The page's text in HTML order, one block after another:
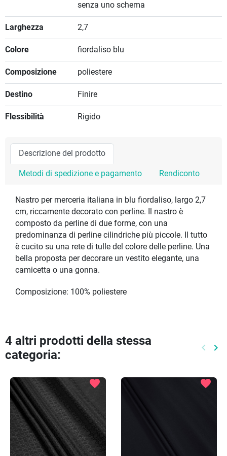
senza uno schema
Larghezza 2,7
Colore fiordaliso blu
Composizione poliestere
Destino Finire
Flessibilità Rigido
Descrizione del prodotto
Metodi di spedizione e pagamento Rendiconto
Nastro per merceria italiana in blu fiordaliso, largo 2,7
cm, riccamente decorato con perline. Il nastro è
composto da perline di due forme, con una
predominanza di perline cilindriche più piccole. Il tutto
è cucito su una rete di tulle del colore delle perline. Una
bella proposta per decorare un vestito elegante, una
camicetta o una gonna.
Composizione: 100% poliestere
4 altri prodotti della stessa
categoria:
keyboard_arrow_left keyboard_arrow_right
favorite favorite